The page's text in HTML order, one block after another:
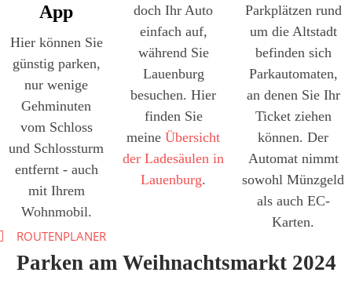
App
Hier können Sie
günstig parken,
nur wenige
Gehminuten
vom Schloss
und Schlossturm
entfernt - auch
mit Ihrem
Wohnmobil.
ROUTENPLANER
doch Ihr Auto
einfach auf,
während Sie
Lauenburg
besuchen. Hier
finden Sie
meine Übersicht
der Ladesäulen in
Lauenburg.
Parkplätzen rund
um die Altstadt
befinden sich
Parkautomaten,
an denen Sie Ihr
Ticket ziehen
können. Der
Automat nimmt
sowohl Münzgeld
als auch EC-
Karten.
Parken am Weihnachtsmarkt 2024